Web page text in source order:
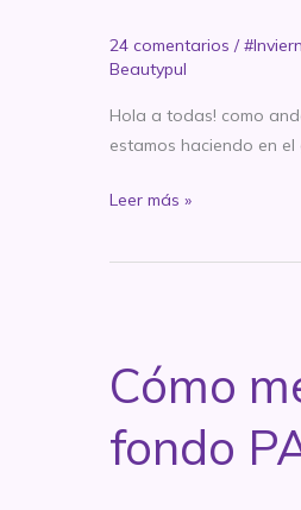
24 comentarios /
Beautypul
Hola a todas! como
estamos haciendo en
Colaboracion
TAG
para
el
invierno
Leer más »
Cómo
fondo